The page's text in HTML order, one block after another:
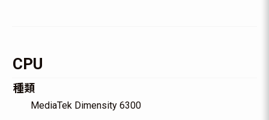
CPU
種類
MediaTek Dimensity 6300